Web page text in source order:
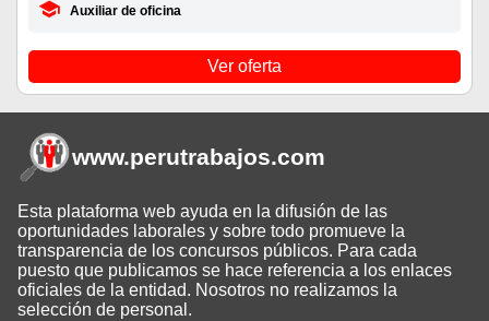
Auxiliar de oficina
Ver oferta
www.perutrabajos.com
Esta plataforma web ayuda en la difusión de las
oportunidades laborales y sobre todo promueve la
transparencia de los concursos públicos. Para cada
puesto que publicamos se hace referencia a los enlaces
oficiales de la entidad. Nosotros no realizamos la
selección de personal.